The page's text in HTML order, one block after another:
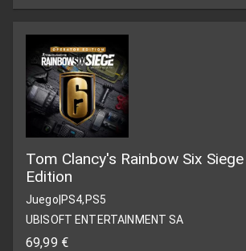
Tom Clancy's Rainbow Six
Edition
Juego PS4,PS5
UBISOFT ENTERTAINMENT SA
69,99 €